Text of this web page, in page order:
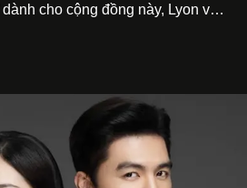
dành cho cộng đồng này, Lyon và
hiện thực, mang tên Lắng